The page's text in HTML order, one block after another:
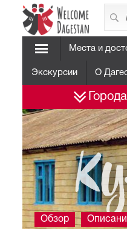
Места и
Экскурсии О
Обзор